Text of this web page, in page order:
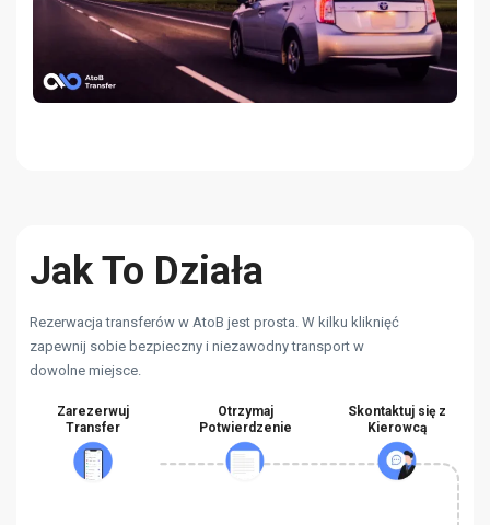
Jak To Działa
Rezerwacja transferów w AtoB jest prosta. W kilku kliknięć
zapewnij sobie bezpieczny i niezawodny transport w
dowolne miejsce.
Zarezerwuj
Transfer
Otrzymaj
Potwierdzenie
Skontaktuj się z
Kierowcą